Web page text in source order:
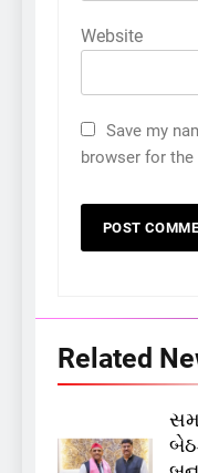
Website
Save my
browser for
Related